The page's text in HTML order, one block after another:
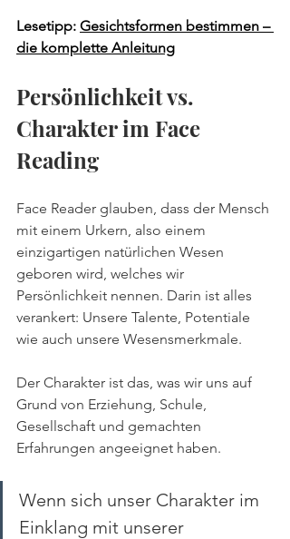
Lesetipp: Gesichtsformen bestimmen –
die komplette Anleitung
Persönlichkeit vs.
Charakter im Face
Reading
Face Reader glauben, dass der Mensch
mit einem Urkern, also einem
einzigartigen natürlichen Wesen
geboren wird, welches wir
Persönlichkeit nennen. Darin ist alles
verankert: Unsere Talente, Potentiale
wie auch unsere Wesensmerkmale.
Der Charakter ist das, was wir uns auf
Grund von Erziehung, Schule,
Gesellschaft und gemachten
Erfahrungen angeeignet haben.
Wenn sich unser Charakter im
Einklang mit unserer